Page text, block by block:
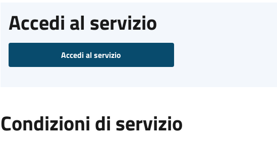
Accedi al servizio
Accedi al servizio
Condizioni di servizio